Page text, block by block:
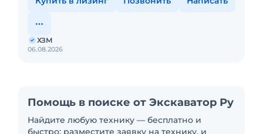
LED освещение 360° с ближним/дальним
Зеркала заднего вида
Ковш 6в1 (1.2 м³)
Паллетные вилы 3Т-1200
Экскаваторный ковш 0.3 м³
06.08.2026
ХЗМ
Помощь в поиске от Экскаватор Ру
Найдите любую технику — бесплатно и
быстро: разместите заявку на технику, и